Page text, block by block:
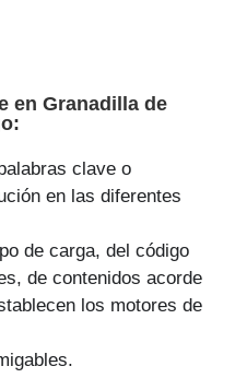
en Granadilla de
clave o
en las diferentes
de carga, del código
de contenidos acorde
los motores de